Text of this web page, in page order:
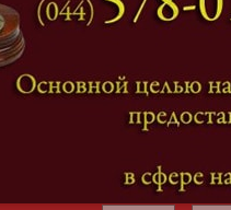
Оспаривание наследства
Адвокат наследственные дела
и Вакансии